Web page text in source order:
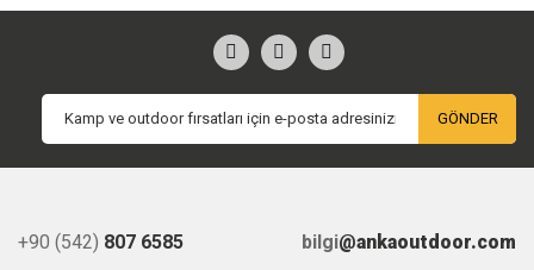
GÖNDER
+90 (542) 807 6585 bilgi@ankaoutdoor.com